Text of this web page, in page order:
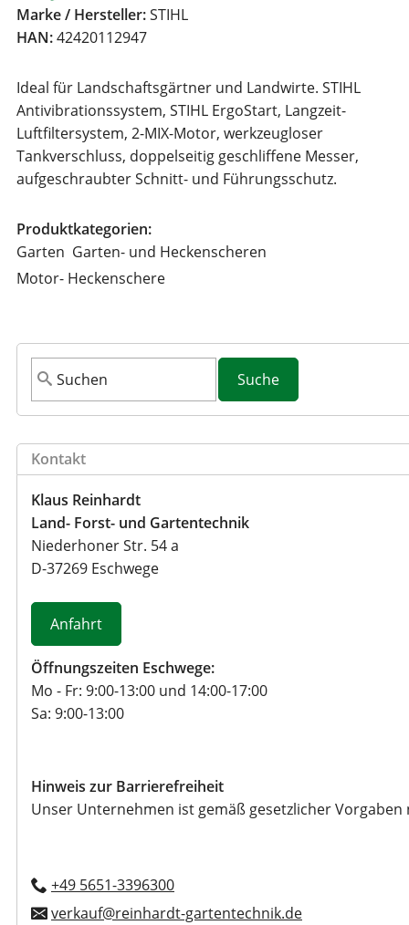
Marke / Hersteller:STIHL
HAN:42420112947
Ideal für Landschaftsgärtner und Landwirte. STIHL
Antivibrationssystem, STIHL ErgoStart, Langzeit-
Luftfiltersystem, 2-MIX-Motor, werkzeugloser
Tankverschluss, doppelseitig geschliffene Messer,
aufgeschraubter Schnitt- und Führungsschutz.
Produktkategorien:
Garten Garten- und Heckenscheren
Motor- Heckenschere
S
u
h
f
o
r
m
u
l
a
Kontakt
Klaus Reinhardt
Land- Forst- und Gartentechnik
Niederhoner Str. 54 a
D-37269 Eschwege
Anfahrt
Öffnungszeiten Eschwege:
Mo - Fr: 9:00-13:00 und 14:00-17:00
Sa: 9:00-13:00
Hinweis zur Barrierefreiheit
Unser Unternehmen ist gemäß gesetzlicher
+49 5651-3396300
verkauf@reinhardt-gartentechnik.de